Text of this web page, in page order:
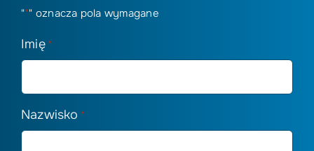
"*" oznacza pola wymagane
Imię *
Nazwisko *